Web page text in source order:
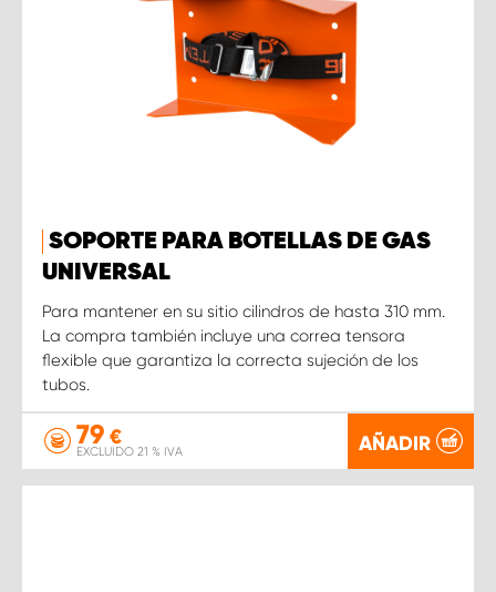
SOPORTE PARA BOTELLAS DE GAS
UNIVERSAL
Para mantener en su sitio cilindros de hasta 310 mm.
La compra también incluye una correa tensora
flexible que garantiza la correcta sujeción de los
tubos.
79 €
EXCLUIDO 21 % IVA AÑADIR